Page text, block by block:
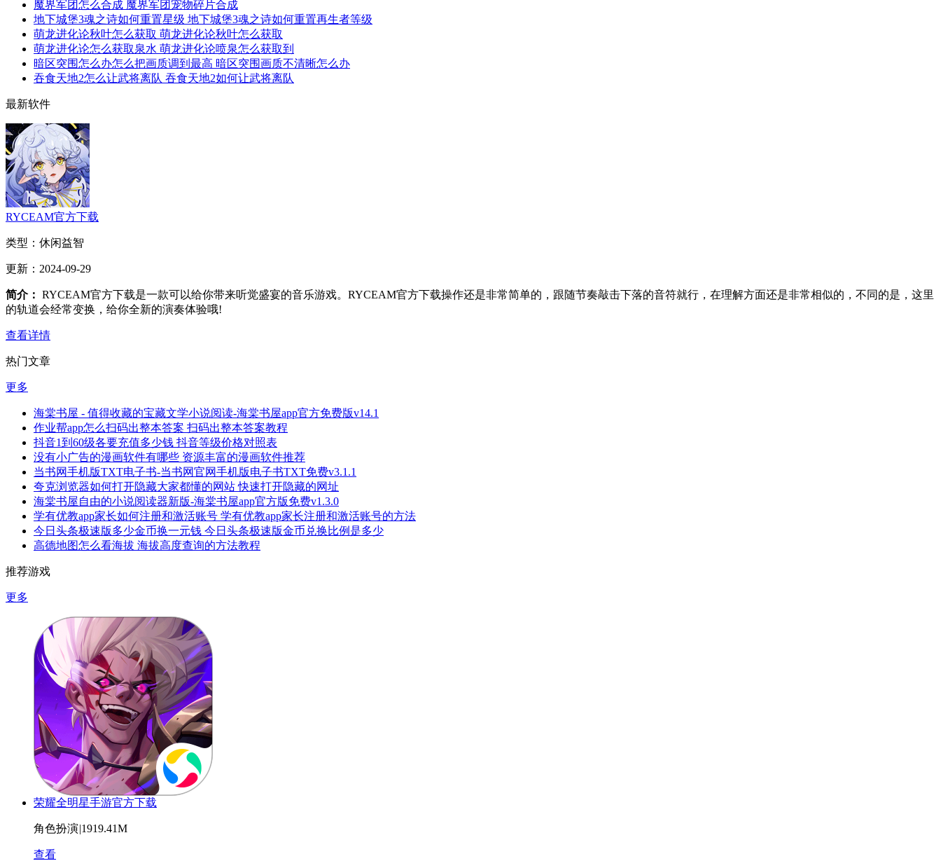
魔界军团怎么合成 魔界军团宠物碎片合成
地下城堡3魂之诗如何重置星级 地下城堡3魂之诗如何重置再生者等级
萌龙进化论秋叶怎么获取 萌龙进化论秋叶怎么获取
萌龙进化论怎么获取泉水 萌龙进化论喷泉怎么获取到
暗区突围怎么办怎么把画质调到最高 暗区突围画质不清晰怎么办
吞食天地2怎么让武将离队 吞食天地2如何让武将离队
最新软件
RYCEAM官方下载
类型： 休闲益智
更新： 2024-09-29
简介： RYCEAM官方下载是一款可以给你带来听觉盛宴的音乐游戏。RYCEAM官方下载操作还是非常简单的，跟随节奏敲击下落的音符就行，在理解方面还是非常相似的，不同的是，这里
的轨道会经常变换，给你全新的演奏体验哦!
查看详情
热门文章
更多
海棠书屋 - 值得收藏的宝藏文学小说阅读-海棠书屋app官方免费版v14.1
作业帮app怎么扫码出整本答案 扫码出整本答案教程
抖音1到60级各要充值多少钱 抖音等级价格对照表
没有小广告的漫画软件有哪些 资源丰富的漫画软件推荐
当书网手机版TXT电子书-当书网官网手机版电子书TXT免费v3.1.1
夸克浏览器如何打开隐藏大家都懂的网站 快速打开隐藏的网址
海棠书屋自由的小说阅读器新版-海棠书屋app官方版免费v1.3.0
学有优教app家长如何注册和激活账号 学有优教app家长注册和激活账号的方法
今日头条极速版多少金币换一元钱 今日头条极速版金币兑换比例是多少
高德地图怎么看海拔 海拔高度查询的方法教程
推荐游戏
更多
荣耀全明星手游官方下载
角色扮演|1919.41M
查看